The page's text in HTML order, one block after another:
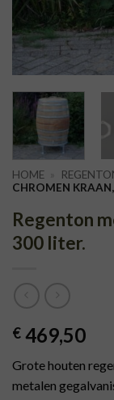
HOME »
CHROMEN
Regenton
300 liter.
€ 469,50
Grote houten
metalen